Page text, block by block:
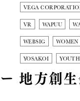
VEGA
VR WAPUU
WEBSIG WOMEN
YOSAKOI YOUTH
ー 地方創生